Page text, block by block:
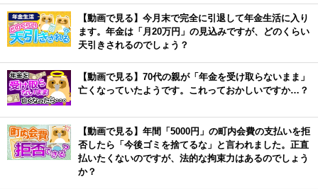
【動画で見る】今月末で完全に引退して年金生活に入り
ます。年金は「月20万円」の見込みですが、どのくらい
天引きされるのでしょう？
【動画で見る】70代の親が「年金を受け取らないまま」
亡くなっていたようです。これっておかしいですか…？
【動画で見る】年間「5000円」の町内会費の支払いを拒
否したら「今後ゴミを捨てるな」と言われました。正直
払いたくないのですが、法的な拘束力はあるのでしょう
か？